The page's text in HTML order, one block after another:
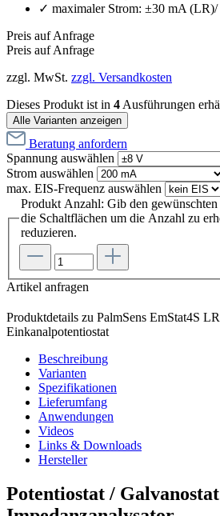
✓ maximaler Strom: ±30 mA
Preis auf Anfrage
Preis auf Anfrage
zzgl. MwSt. zzgl. Versandkosten
Dieses Produkt ist in 4 Ausführungen
Alle Varianten anzeigen
Beratung anfordern
Spannung auswählen
Strom auswählen
max. EIS-Frequenz auswählen
Produkt Anzahl: Gib den
die Schaltflächen um die Anzahl zu
reduzieren.
Artikel anfragen
Produktdetails zu PalmSens EmStat4S
Einkanalpotentiostat
Beschreibung
Varianten
Spezifikationen
Lieferumfang
Anwendungen
Videos
Links & Downloads
Hersteller
Potentiostat /